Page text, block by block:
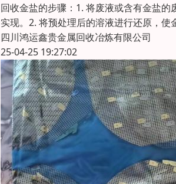
回收金盐的步骤：1. 将废液或含有金盐
实现。2. 将预处理后的溶液进行还原，
四川鸿运鑫贵金属回收冶炼有限公司
25-04-25 19:27:02